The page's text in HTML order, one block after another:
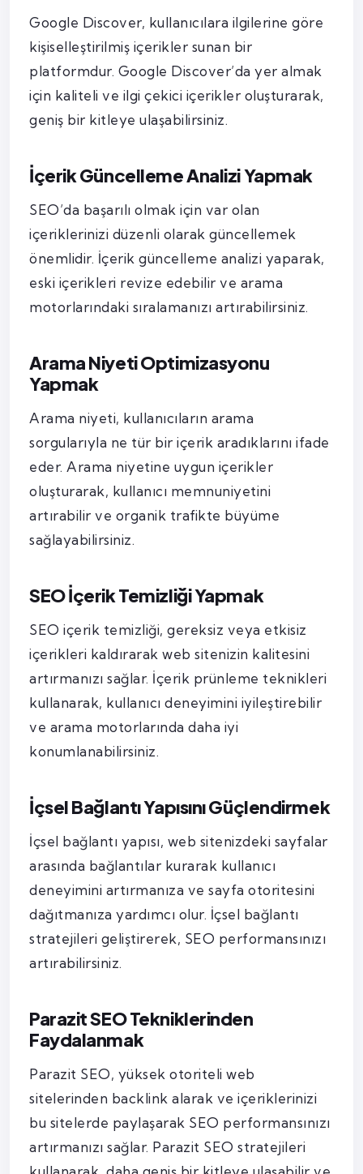
Google Discover, kullanıcılara ilgilerine göre
kişiselleştirilmiş içerikler sunan bir
platformdur. Google Discover’da yer almak
için kaliteli ve ilgi çekici içerikler oluşturarak,
geniş bir kitleye ulaşabilirsiniz.
İçerik Güncelleme Analizi Yapmak
SEO’da başarılı olmak için var olan
içeriklerinizi düzenli olarak güncellemek
önemlidir. İçerik güncelleme analizi yaparak,
eski içerikleri revize edebilir ve arama
motorlarındaki sıralamanızı artırabilirsiniz.
Arama Niyeti Optimizasyonu
Yapmak
Arama niyeti, kullanıcıların arama
sorgularıyla ne tür bir içerik aradıklarını ifade
eder. Arama niyetine uygun içerikler
oluşturarak, kullanıcı memnuniyetini
artırabilir ve organik trafikte büyüme
sağlayabilirsiniz.
SEO İçerik Temizliği Yapmak
SEO içerik temizliği, gereksiz veya etkisiz
içerikleri kaldırarak web sitenizin kalitesini
artırmanızı sağlar. İçerik prünleme teknikleri
kullanarak, kullanıcı deneyimini iyileştirebilir
ve arama motorlarında daha iyi
konumlanabilirsiniz.
İçsel Bağlantı Yapısını Güçlendirmek
İçsel bağlantı yapısı, web sitenizdeki sayfalar
arasında bağlantılar kurarak kullanıcı
deneyimini artırmanıza ve sayfa otoritesini
dağıtmanıza yardımcı olur. İçsel bağlantı
stratejileri geliştirerek, SEO performansınızı
artırabilirsiniz.
Parazit SEO Tekniklerinden
Faydalanmak
Parazit SEO, yüksek otoriteli web
sitelerinden backlink alarak ve içeriklerinizi
bu sitelerde paylaşarak SEO performansınızı
artırmanızı sağlar. Parazit SEO stratejileri